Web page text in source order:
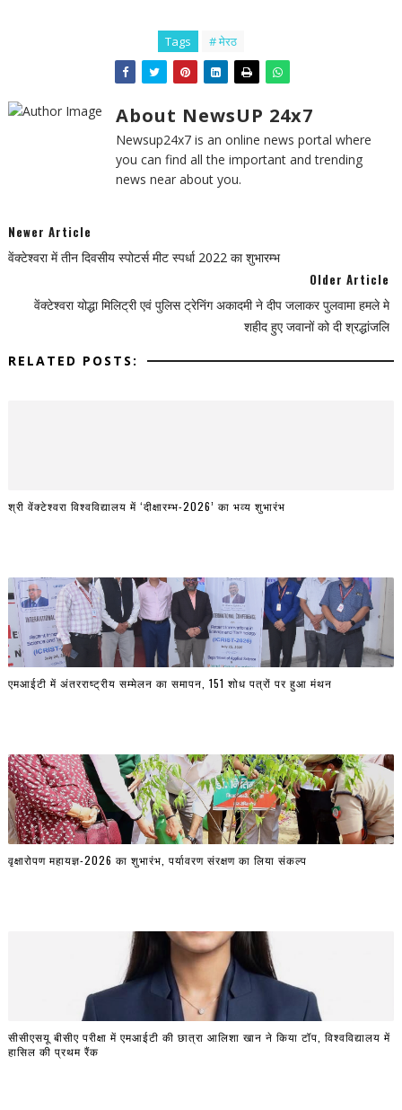
Tags # मेरठ
About NewsUP 24x7
Newsup24x7 is an online news portal where
you can find all the important and trending
news near about you.
Newer Article
वेंक्टेश्वरा में तीन दिवसीय स्पोटर्स मीट स्पर्धा 2022 का शुभारम्भ
Older Article
वेंक्टेश्वरा योद्धा मिलिट्री एवं पुलिस ट्रेनिंग अकादमी ने दीप जलाकर पुलवामा हमले मे
शहीद हुए जवानों को दी श्रद्धांजलि
RELATED POSTS:
श्री वेंक्टेश्वरा विश्वविद्यालय में ‘दीक्षारम्भ-2026’ का भव्य शुभारंभ
एमआईटी में अंतरराष्ट्रीय सम्मेलन का समापन, 151 शोध पत्रों पर हुआ मंथन
वृक्षारोपण महायज्ञ-2026 का शुभारंभ, पर्यावरण संरक्षण का लिया संकल्प
सीसीएसयू बीसीए परीक्षा में एमआईटी की छात्रा आलिशा खान ने किया टॉप, विश्वविद्यालय में
हासिल की प्रथम रैंक